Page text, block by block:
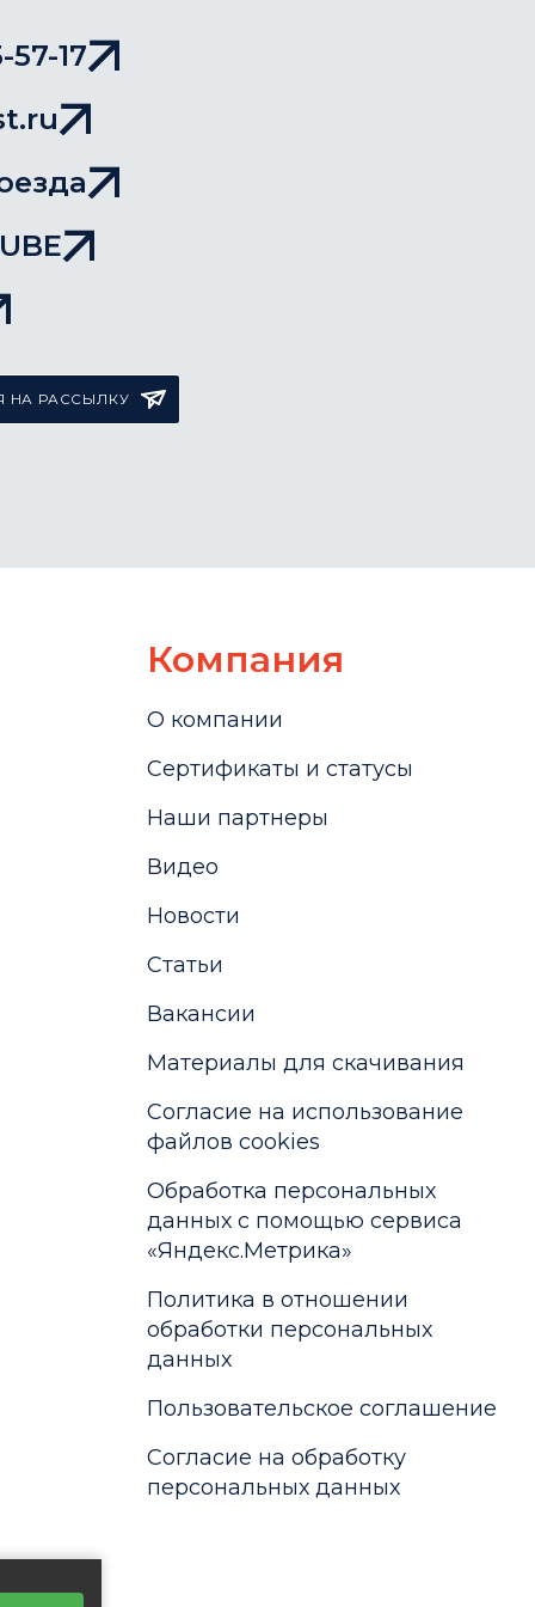
57-17
НА РАССЫЛКУ
Компания
О компании
Сертификаты и статусы
Наши партнеры
Видео
Новости
Статьи
Вакансии
Материалы для скачивания
Cогласие на использование
файлов cookies
Обработка персональных
данных с помощью сервиса
«Яндекс.Метрика»
Политика в отношении
обработки персональных
данных
Пользовательское соглашение
Согласие на обработку
персональных данных